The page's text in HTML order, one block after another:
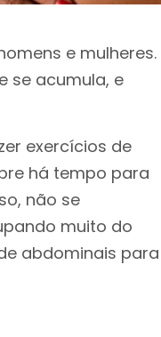
e mulheres.
se acumula, e
exercícios de
há tempo para
não se
muito do
abdominais para